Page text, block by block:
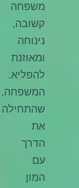
משפחה
קשובה,
נינוחה
ומאוזנת
להפליא.
המשפחה,
שהתחילה
את
הדרך
עם
המון